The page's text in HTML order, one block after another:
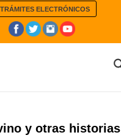
TRÁMITES ELECTRÓNICOS
y otras historias